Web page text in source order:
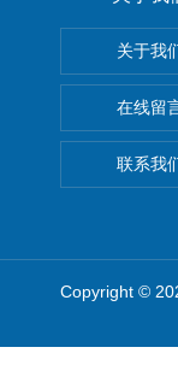
关于我
在线留
联系我
Copyright ©